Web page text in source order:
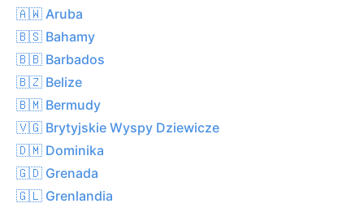
🇦🇼 Aruba
🇧🇸 Bahamy
🇧🇧 Barbados
🇧🇿 Belize
🇧🇲 Bermudy
🇻🇬 Brytyjskie Wyspy Dziewicze
🇩🇲 Dominika
🇬🇩 Grenada
🇬🇱 Grenlandia